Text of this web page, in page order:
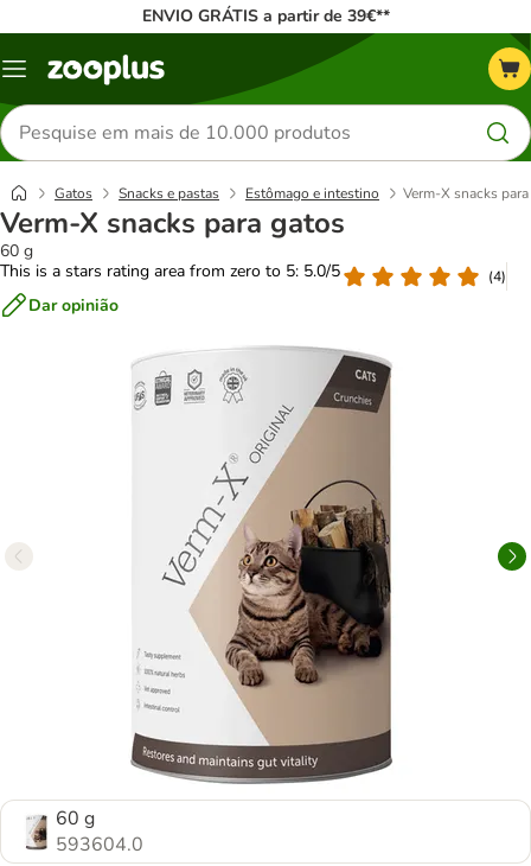
ENVIO GRÁTIS a partir de 39€**
Menu
Pesquisar
produtos
Gatos Snacks e pastas Estômago e intestino Verm-X snacks
Verm-X snacks para gatos
60 g
This is a stars rating area from zero to 5: 5.0/5
(4)
Dar opinião
60 g
593604.0